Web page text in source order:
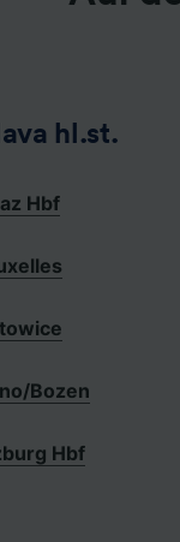
hl.st.
Hbf
Bozen
Hbf